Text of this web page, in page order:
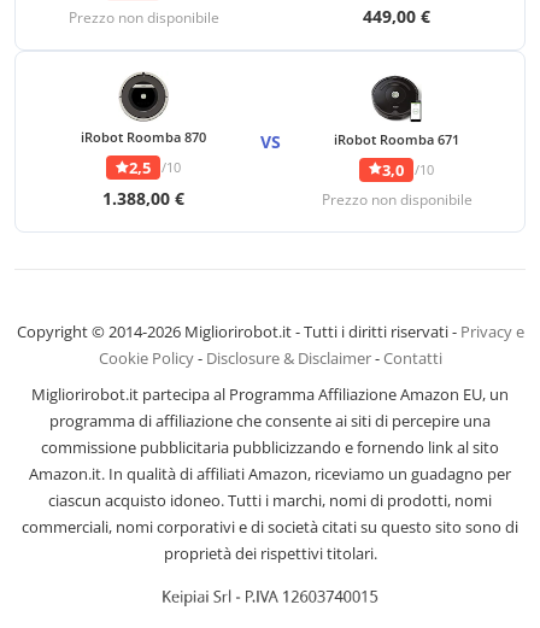
Prezzo non disponibile 449,00 €
iRobot Roomba 870
2,5 /10
1.388,00 €
VS iRobot Roomba 671
3,0 /10
Prezzo non disponibile
Copyright © 2014-2026 Migliorirobot.it - Tutti i diritti riservati - Privacy e
Cookie Policy- Disclosure & Disclaimer-Contatti
Migliorirobot.it partecipa al Programma Affiliazione Amazon EU, un
programma di affiliazione che consente ai siti di percepire una
commissione pubblicitaria pubblicizzando e fornendo link al sito
Amazon.it. In qualità di affiliati Amazon, riceviamo un guadagno per
ciascun acquisto idoneo. Tutti i marchi, nomi di prodotti, nomi
commerciali, nomi corporativi e di società citati su questo sito sono di
proprietà dei rispettivi titolari.